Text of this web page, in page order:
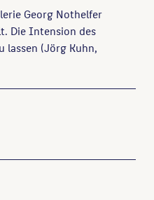
Georg Nothelfer
Die Intension des
lassen (Jörg Kuhn,